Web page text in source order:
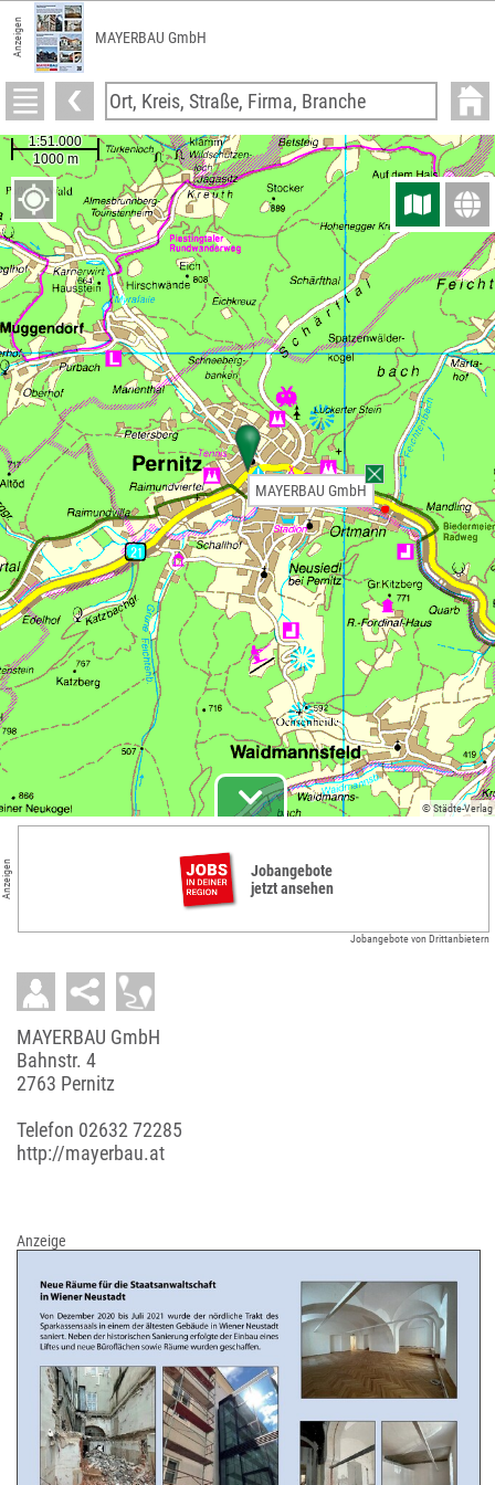
Anzeigen MAYERBAU GmbH
© Städte-Verlag
MAYERBAU GmbH
Anzeigen
Jobangebote
jetzt ansehen
Jobangebote von Drittanbietern
MAYERBAU GmbH
Bahnstr. 4
2763 Pernitz
Telefon 02632 72285
http://mayerbau.at
Anzeige